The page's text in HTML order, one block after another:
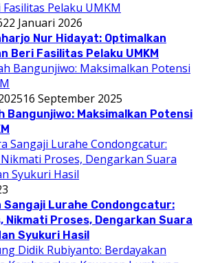
22 Januari 2026
Nur Hidayat: Optimalkan
Beri Fasilitas Pelaku UMKM
16 September 2025
Bangunjiwo: Maksimalkan Potensi
Sangaji Lurahe Condongcatur:
Nikmati Proses, Dengarkan Suara
Syukuri Hasil